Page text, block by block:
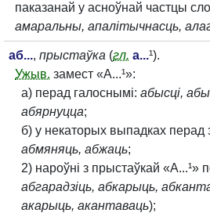
паказанай у асноўнай частцы
амаральны, апалітычнасць,
аб..., прыстаўка (гл. а...¹).
Ужыв. замест «А...¹»:
а) перад галоснымі: абысці,
абярнуцца;
б) у некаторых выпадках перад
абмяняць, абжаць;
2) нароўні з прыстаўкай «А...¹»
абгарадзіць, абкарыць,
акарыць, акантаваць);